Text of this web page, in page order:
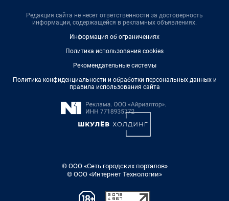
Редакция сайта не несет ответственности за достоверность
информации, содержащейся в рекламных объявлениях.
Информация об ограничениях
Политика использования cookies
Рекомендательные системы
Политика конфиденциальности и обработки персональных данных и
правила использования сайта
© ООО «Сеть городских порталов»
© ООО «Интернет Технологии»